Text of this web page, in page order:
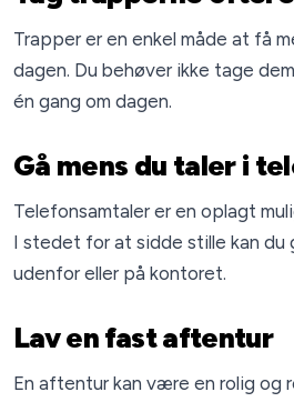
Trapper er en enkel måde at få
dagen. Du behøver ikke tage
én gang om dagen.
Gå mens du taler i
Telefonsamtaler er en oplagt
I stedet for at sidde stille kan du
udenfor eller på kontoret.
Lav en fast aftentur
En aftentur kan være en rolig og